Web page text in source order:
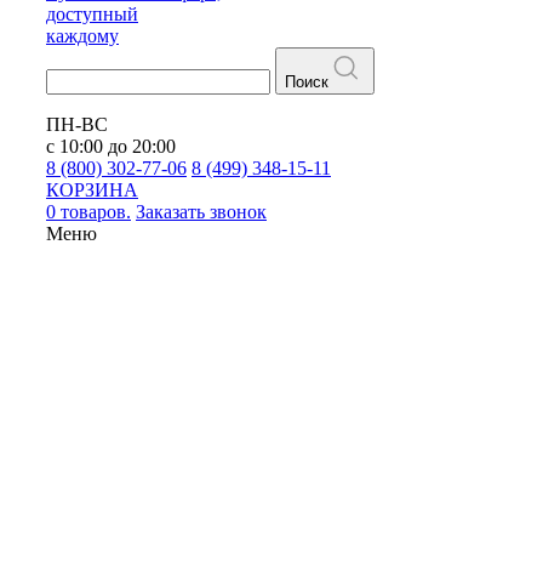
доступный
каждому
Поиск
ПН-ВС
с 10:00 до 20:00
8 (800) 302-77-06 8 (499) 348-15-11
КОРЗИНА
0 товаров. Заказать звонок
Меню